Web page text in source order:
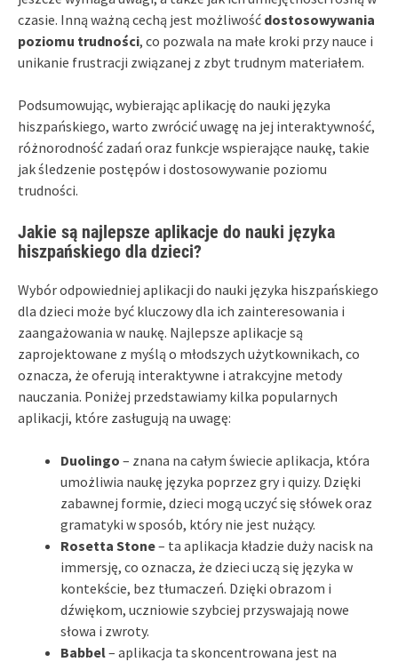
czasie. Inną ważną cechą jest możliwość dostosowywania
poziomu trudności, co pozwala na małe kroki przy nauce i
unikanie frustracji związanej z zbyt trudnym materiałem.
Podsumowując, wybierając aplikację do nauki języka
hiszpańskiego, warto zwrócić uwagę na jej interaktywność,
różnorodność zadań oraz funkcje wspierające naukę, takie
jak śledzenie postępów i dostosowywanie poziomu
trudności.
Jakie są najlepsze aplikacje do nauki języka
hiszpańskiego dla dzieci?
Wybór odpowiedniej aplikacji do nauki języka hiszpańskiego
dla dzieci może być kluczowy dla ich zainteresowania i
zaangażowania w naukę. Najlepsze aplikacje są
zaprojektowane z myślą o młodszych użytkownikach, co
oznacza, że oferują interaktywne i atrakcyjne metody
nauczania. Poniżej przedstawiamy kilka popularnych
aplikacji, które zasługują na uwagę:
Duolingo – znana na całym świecie aplikacja, która
umożliwia naukę języka poprzez gry i quizy. Dzięki
zabawnej formie, dzieci mogą uczyć się słówek oraz
gramatyki w sposób, który nie jest nużący.
Rosetta Stone– ta aplikacja kładzie duży nacisk na
immersję, co oznacza, że dzieci uczą się języka w
kontekście, bez tłumaczeń. Dzięki obrazom i
dźwiękom, uczniowie szybciej przyswajają nowe
słowa i zwroty.
Babbel– aplikacja ta skoncentrowana jest na